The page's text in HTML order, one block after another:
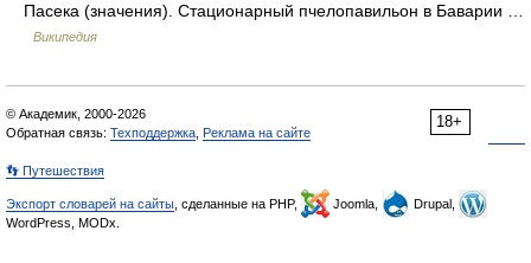
Пасека (значения). Стационарный пчелопавильон в Баварии …
Википедия
18+
© Академик, 2000-2026
Обратная связь: Техподдержка Реклама на сайте
👣 Путешествия
Экспорт словарей на сайты , сделанные на PHP, Joomla,
Drupal,
WordPress, MODx.